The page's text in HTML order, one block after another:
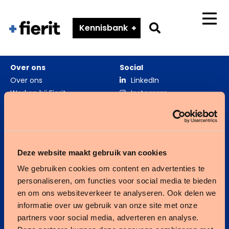
Deze website maakt gebruik van cookies
We gebruiken cookies om content en advertenties te
personaliseren, om functies voor social media te bieden
en om ons websiteverkeer te analyseren. Ook delen we
informatie over uw gebruik van onze site met onze
partners voor social media, adverteren en analyse.
Méér
een
Kennisbank
Go
search
page
Over ons
Over ons
Werken bij Fierit
Social
LinkedIn
Instagram
Fierit gehandicaptenzorg
Kennisbank
Integratie